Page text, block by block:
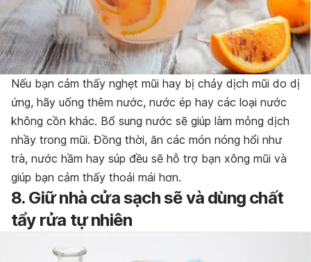
Nếu bạn cảm thấy nghẹt mũi hay bị chảy dịch mũi do dị
ứng, hãy uống thêm nước, nước ép hay các loại nước
không cồn khác. Bổ sung nước sẽ giúp làm mỏng dịch
nhầy trong mũi. Đồng thời, ăn các món nóng hổi như
trà, nước hầm hay súp đều sẽ hỗ trợ bạn xông mũi và
giúp bạn cảm thấy thoải mái hơn.
8. Giữ nhà cửa sạch sẽ và dùng chất
tẩy rửa tự nhiên